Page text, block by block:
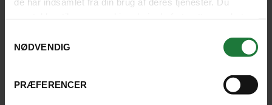
NØDVENDIG
PRÆFERENCER